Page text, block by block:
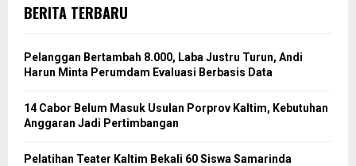
BERITA TERBARU
Pelanggan Bertambah 8.000, Laba Justru Turun, Andi
Harun Minta Perumdam Evaluasi Berbasis Data
14 Cabor Belum Masuk Usulan Porprov Kaltim, Kebutuhan
Anggaran Jadi Pertimbangan
Pelatihan Teater Kaltim Bekali 60 Siswa Samarinda